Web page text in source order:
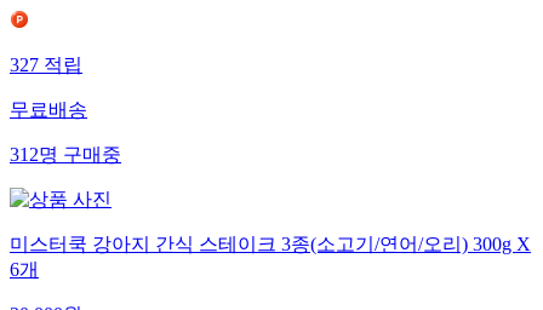
327적립
무료배송
312명구매중
미스터쿡 강아지 간식 스테이크 3종(소고기/연어/오리) 300g X
6개